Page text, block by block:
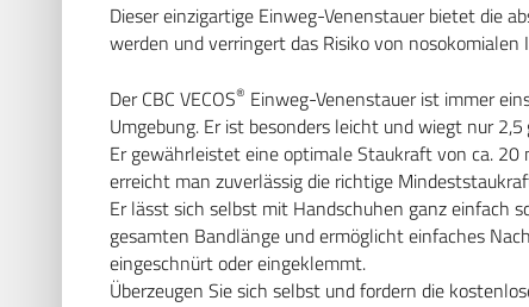
Dieser einzigartige Einweg-Venenstauer bietet die
werden und verringert das Risiko von
Der CBC VECOS® Einweg-Venenstauer ist immer
Umgebung. Er ist besonders leicht und wiegt nur
Er gewährleistet eine optimale Staukraft von ca. 20
erreicht man zuverlässig die richtige
Er lässt sich selbst mit Handschuhen ganz einfach
gesamten Bandlänge und ermöglicht einfaches
eingeschnürt oder eingeklemmt.
Überzeugen Sie sich selbst und fordern die